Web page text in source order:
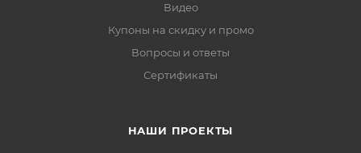
Видео
Купоны на скидку и промо
Вопросы и ответы
Сертификаты
НАШИ ПРОЕКТЫ